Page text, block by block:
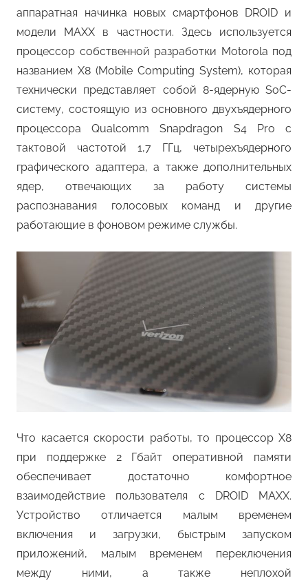
аппаратная начинка новых смартфонов DROID и
модели MAXX в частности. Здесь используется
процессор собственной разработки Motorola под
названием X8 (Mobile Computing System), которая
технически представляет собой 8-ядерную SoC-
систему, состоящую из основного двухъядерного
процессора Qualcomm Snapdragon S4 Pro с
тактовой частотой 1,7 ГГц, четырехъядерного
графического адаптера, а также дополнительных
ядер, отвечающих за работу системы
распознавания голосовых команд и другие
работающие в фоновом режиме службы.
Что касается скорости работы, то процессор X8
при поддержке 2 Гбайт оперативной памяти
обеспечивает достаточно комфортное
взаимодействие пользователя с DROID MAXX.
Устройство отличается малым временем
включения и загрузки, быстрым запуском
приложений, малым временем переключения
между ними, а также неплохой